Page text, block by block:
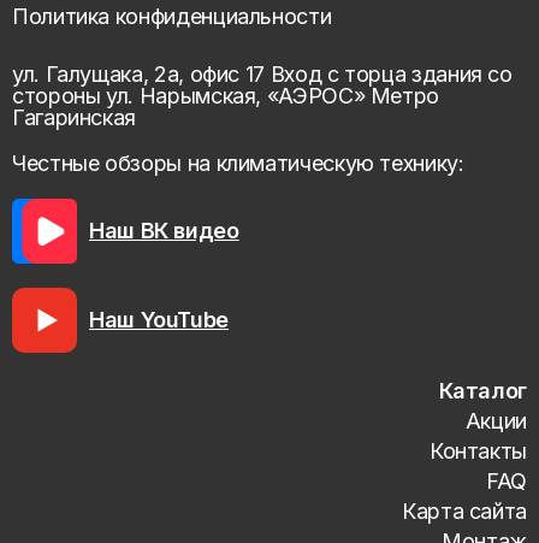
Политика конфиденциальности
ул. Галущака, 2а, офис 17 Вход с торца здания со
стороны ул. Нарымская, «АЭРОС» Метро
Гагаринская
Честные обзоры на климатическую технику:
Наш ВК видео
Наш YouTube
Каталог
Акции
Контакты
FAQ
Карта сайта